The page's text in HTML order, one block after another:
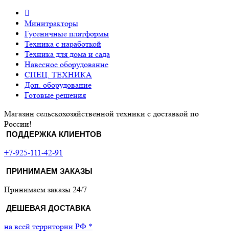
Минитракторы
Гусеничные платформы
Техника с наработкой
Техника для дома и сада
Навесное оборудование
СПЕЦ. ТЕХНИКА
Доп. оборудование
Готовые решения
Магазин сельскохозяйственной техники с доставкой по
России!
ПОДДЕРЖКА КЛИЕНТОВ
+7-925-111-42-91
ПРИНИМАЕМ ЗАКАЗЫ
Принимаем заказы 24/7
ДЕШЕВАЯ ДОСТАВКА
на всей территории РФ *